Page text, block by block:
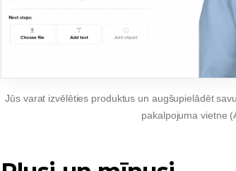
Jūs varat izvēlēties produktus un augšupielādēt
pakalpojuma vietne